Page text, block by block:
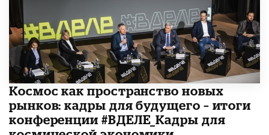
Космос как пространство новых
рынков: кадры для будущего – итоги
конференции #ВДЕЛЕ_Кадры для